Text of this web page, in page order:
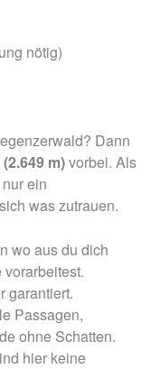
nötig)
Dann
m)vorbei. Als
ein
was zutrauen.
wo aus du dich
garantiert.
Passagen,
ohne Schatten.
hier keine